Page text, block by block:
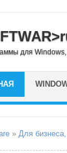
для
» Для